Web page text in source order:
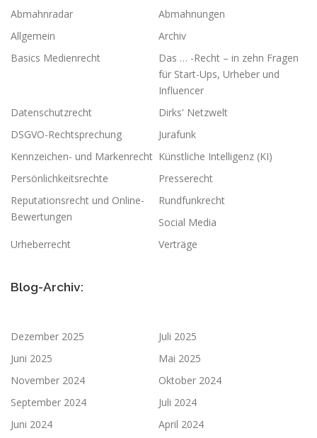
Abmahnradar
Abmahnungen
Allgemein
Archiv
Basics Medienrecht
Das … -Recht – in zehn Fragen
für Start-Ups, Urheber und
Influencer
Datenschutzrecht
Dirks' Netzwelt
DSGVO-Rechtsprechung
Jurafunk
Kennzeichen- und Markenrecht Künstliche Intelligenz (KI)
Persönlichkeitsrechte
Presserecht
Reputationsrecht und Online-
Bewertungen
Rundfunkrecht
Social Media
Urheberrecht
Verträge
Blog-Archiv:
Dezember 2025
Juli 2025
Juni 2025
Mai 2025
November 2024
Oktober 2024
September 2024
Juli 2024
Juni 2024
April 2024